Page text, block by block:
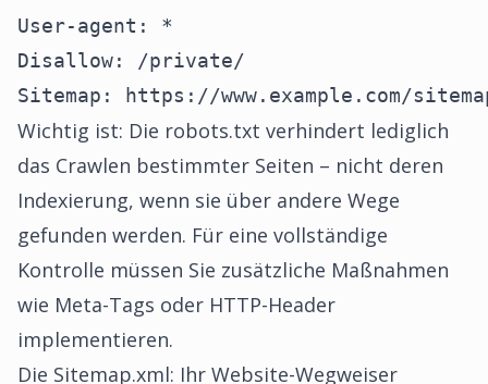
User-agent: *
Disallow: /private/
Sitemap: https://www.example.com/
Wichtig ist: Die robots.txt verhindert lediglich
das Crawlen bestimmter Seiten – nicht deren
Indexierung, wenn sie über andere Wege
gefunden werden. Für eine vollständige
Kontrolle müssen Sie zusätzliche Maßnahmen
wie Meta-Tags oder HTTP-Header
implementieren.
Die Sitemap.xml: Ihr Website-Wegweiser